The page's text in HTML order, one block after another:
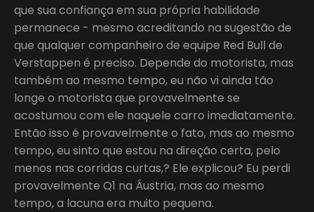
que sua confiança em sua própria habilidade
permanece - mesmo acreditando na sugestão de
que qualquer companheiro de equipe Red Bull de
Verstappen é preciso. Depende do motorista, mas
também ao mesmo tempo, eu não vi ainda tão
longe o motorista que provavelmente se
acostumou com ele naquele carro imediatamente.
Então isso é provavelmente o fato, mas ao mesmo
tempo, eu sinto que estou na direção certa, pelo
menos nas corridas curtas,? Ele explicou? Eu perdi
provavelmente Q1 na Áustria, mas ao mesmo
tempo, a lacuna era muito pequena.